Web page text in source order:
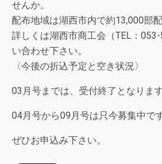
せんか。
配布地域は湖西市内で約13,000部配
詳しくは湖西市商工会（TEL：
い合わせ下さい。
〈今後の折込予定と空き状況〉
03月号までは、受付終了となります
04月号から09月号は只今募集中で
ぜひお申込み下さい。